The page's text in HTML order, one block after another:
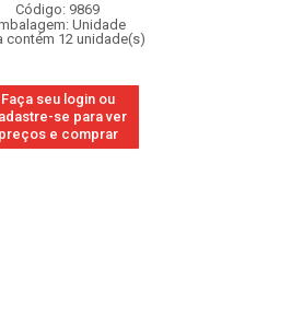
Código: 9869
Unidade
contém 12 unidade(s)
Faça seu login ou
se para ver
preços e comprar